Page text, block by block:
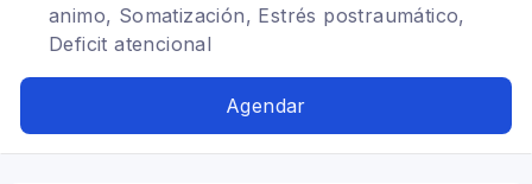
animo, Somatización, Estrés postraumático,
Deficit atencional
Agendar